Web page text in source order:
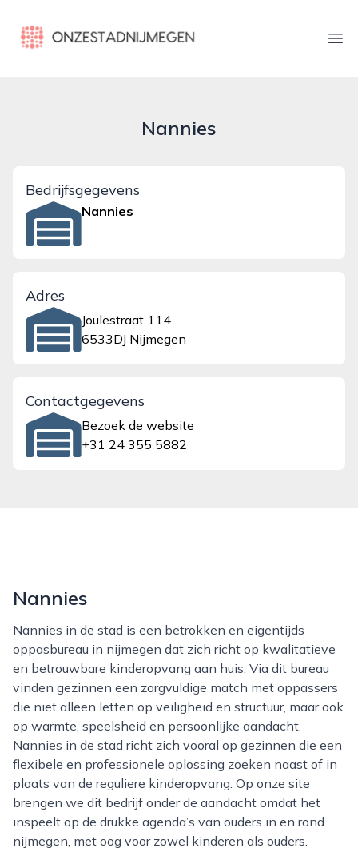
onzestadnijmegen.nl
Nannies
Bedrijfsgegevens
Nannies
Adres
Joulestraat 114
6533DJ Nijmegen
Contactgegevens
Bezoek de website
+31 24 355 5882
Nannies
Nannies in de stad is een betrokken en eigentijds
oppasbureau in nijmegen dat zich richt op kwalitatieve
en betrouwbare kinderopvang aan huis. Via dit bureau
vinden gezinnen een zorgvuldige match met oppassers
die niet alleen letten op veiligheid en structuur, maar ook
op warmte, speelsheid en persoonlijke aandacht.
Nannies in de stad richt zich vooral op gezinnen die een
flexibele en professionele oplossing zoeken naast of in
plaats van de reguliere kinderopvang. Op onze site
brengen we dit bedrijf onder de aandacht omdat het
inspeelt op de drukke agenda’s van ouders in en rond
nijmegen, met oog voor zowel kinderen als ouders.